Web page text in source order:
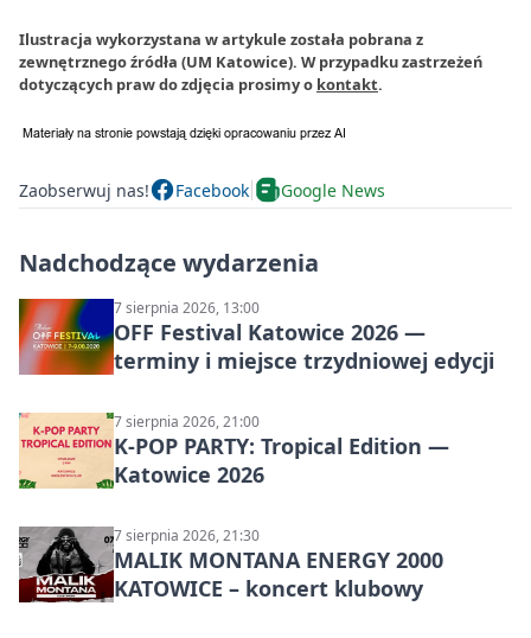
Ilustracja wykorzystana w artykule została pobrana z
zewnętrznego źródła (UM Katowice). W przypadku zastrzeżeń
dotyczących praw do zdjęcia prosimy o kontakt.
Zaobserwuj nas! Facebook Google News
Nadchodzące wydarzenia
7 sierpnia 2026, 13:00
OFF Festival Katowice 2026 —
terminy i miejsce trzydniowej edycji
7 sierpnia 2026, 21:00
K-POP PARTY: Tropical Edition —
Katowice 2026
7 sierpnia 2026, 21:30
MALIK MONTANA ENERGY 2000
KATOWICE – koncert klubowy